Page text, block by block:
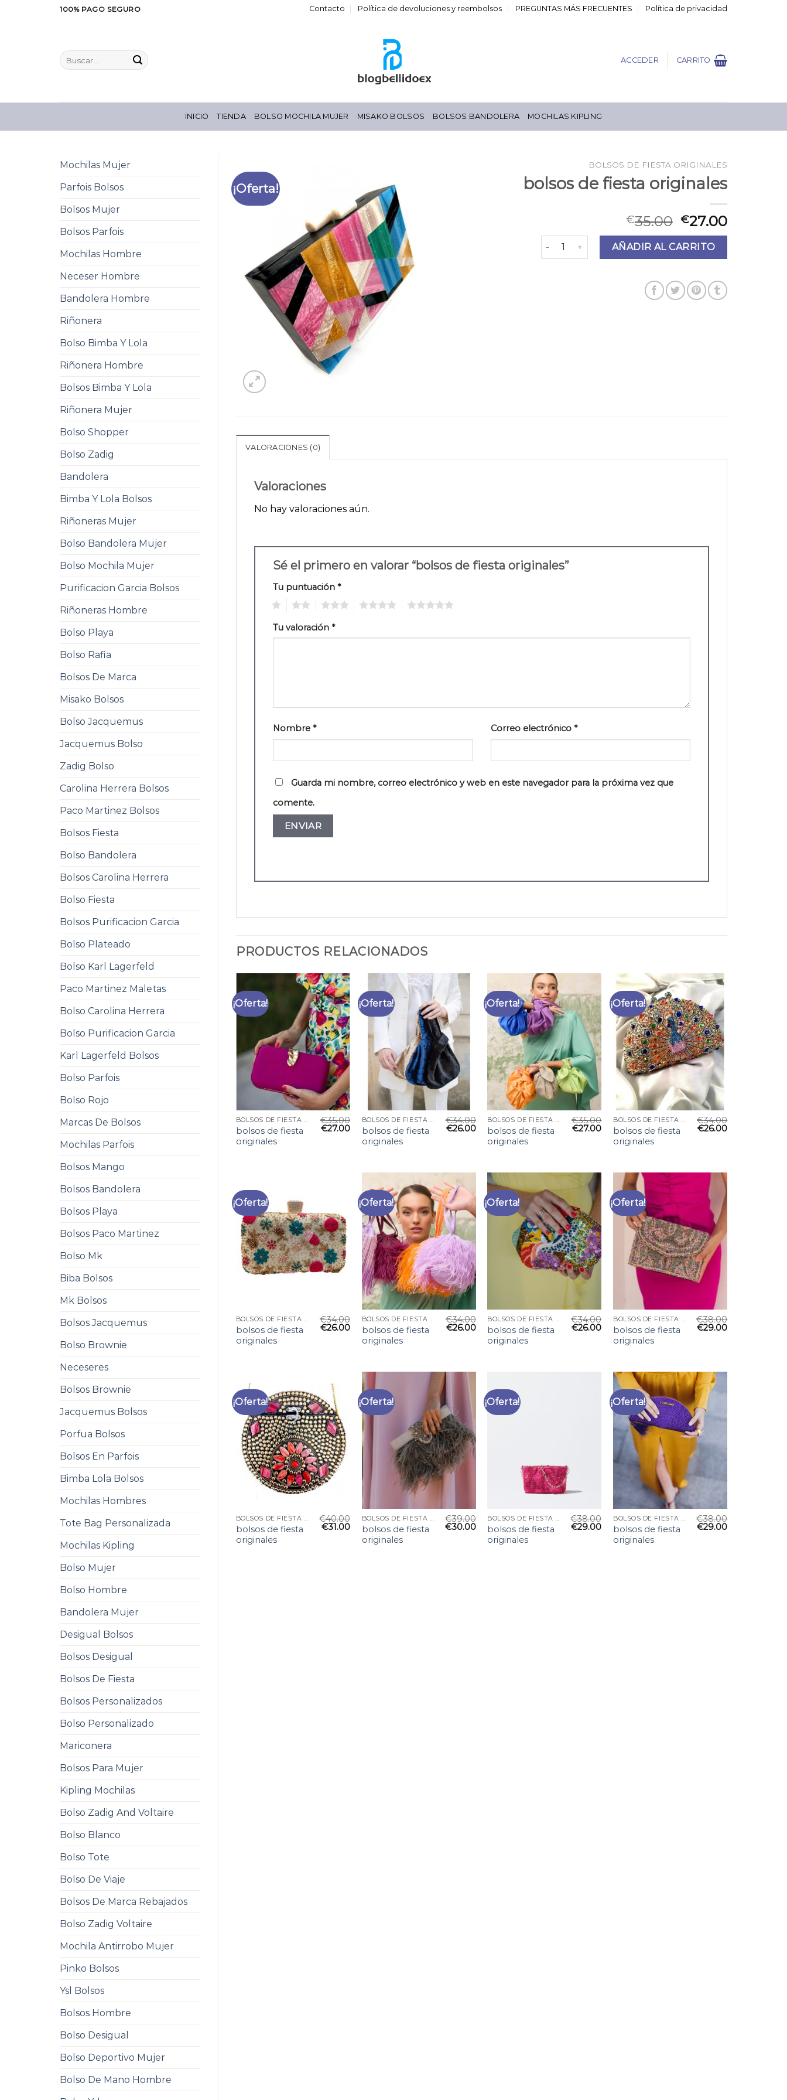
100% PAGO SEGURO Contacto Política de devoluciones y reembolsos PREGUNTAS MÁS FRECUENTES Política de privacidad
Buscar
por:
ACCEDER CARRITO
INICIO TIENDA BOLSO MOCHILA MUJER MISAKO BOLSOS BOLSOS BANDOLERA MOCHILAS KIPLING
Mochilas Mujer
Parfois Bolsos
Bolsos Mujer
Bolsos Parfois
Mochilas Hombre
Neceser Hombre
Bandolera Hombre
Riñonera
Bolso Bimba Y Lola
Riñonera Hombre
Bolsos Bimba Y Lola
Riñonera Mujer
Bolso Shopper
Bolso Zadig
Bandolera
Bimba Y Lola Bolsos
Riñoneras Mujer
Bolso Bandolera Mujer
Bolso Mochila Mujer
Purificacion Garcia Bolsos
Riñoneras Hombre
Bolso Playa
Bolso Rafia
Bolsos De Marca
Misako Bolsos
Bolso Jacquemus
Jacquemus Bolso
Zadig Bolso
Carolina Herrera Bolsos
Paco Martinez Bolsos
Bolsos Fiesta
Bolso Bandolera
Bolsos Carolina Herrera
Bolso Fiesta
Bolsos Purificacion Garcia
Bolso Plateado
Bolso Karl Lagerfeld
Paco Martinez Maletas
Bolso Carolina Herrera
Bolso Purificacion Garcia
Karl Lagerfeld Bolsos
Bolso Parfois
Bolso Rojo
Marcas De Bolsos
Mochilas Parfois
Bolsos Mango
Bolsos Bandolera
Bolsos Playa
Bolsos Paco Martinez
Bolso Mk
Biba Bolsos
Mk Bolsos
Bolsos Jacquemus
Bolso Brownie
Neceseres
Bolsos Brownie
Jacquemus Bolsos
Porfua Bolsos
Bolsos En Parfois
Bimba Lola Bolsos
Mochilas Hombres
Tote Bag Personalizada
Mochilas Kipling
Bolso Mujer
Bolso Hombre
Bandolera Mujer
Desigual Bolsos
Bolsos Desigual
Bolsos De Fiesta
Bolsos Personalizados
Bolso Personalizado
Mariconera
Bolsos Para Mujer
Kipling Mochilas
Bolso Zadig And Voltaire
Bolso Blanco
Bolso Tote
Bolso De Viaje
Bolsos De Marca Rebajados
Bolso Zadig Voltaire
Mochila Antirrobo Mujer
Pinko Bolsos
Ysl Bolsos
Bolsos Hombre
Bolso Desigual
Bolso Deportivo Mujer
Bolso De Mano Hombre
¡Oferta!
BOLSOS DE FIESTA ORIGINALES
bolsos de fiesta originales
€35.00 €27.00
bolsos de fiesta originales cantidad
AÑADIR AL CARRITO
VALORACIONES (0)
Valoraciones
No hay valoraciones aún.
Sé el primero en valorar “bolsos de fiesta originales”
Tu puntuación *
Tu valoración *
Nombre * Correo electrónico *
Guarda mi nombre, correo electrónico y web en este navegador para la próxima vez que
comente.
PRODUCTOS RELACIONADOS
¡Oferta!
BOLSOS DE FIESTA ORIGINALES
bolsos de fiesta
originales
€35.00
€27.00
¡Oferta!
BOLSOS DE FIESTA ORIGINALES
bolsos de fiesta
originales
€34.00
€26.00
¡Oferta!
BOLSOS DE FIESTA ORIGINALES
bolsos de fiesta
originales
€35.00
€27.00
¡Oferta!
BOLSOS DE FIESTA ORIGINALES
bolsos de fiesta
originales
€34.00
€26.00
¡Oferta!
BOLSOS DE FIESTA ORIGINALES
bolsos de fiesta
originales
€34.00
€26.00
¡Oferta!
BOLSOS DE FIESTA ORIGINALES
bolsos de fiesta
originales
€34.00
€26.00
¡Oferta!
BOLSOS DE FIESTA ORIGINALES
bolsos de fiesta
originales
€34.00
€26.00
¡Oferta!
BOLSOS DE FIESTA ORIGINALES
bolsos de fiesta
originales
€38.00
€29.00
¡Oferta!
BOLSOS DE FIESTA ORIGINALES
bolsos de fiesta
originales
€40.00
€31.00
¡Oferta!
BOLSOS DE FIESTA ORIGINALES
bolsos de fiesta
originales
€39.00
€30.00
¡Oferta!
BOLSOS DE FIESTA ORIGINALES
bolsos de fiesta
originales
€38.00
€29.00
¡Oferta!
BOLSOS DE FIESTA ORIGINALES
bolsos de fiesta
originales
€38.00
€29.00